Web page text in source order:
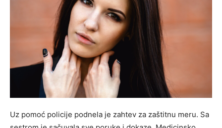
Uz pomoć policije podnela je zahtev za zaštitnu meru. Sa